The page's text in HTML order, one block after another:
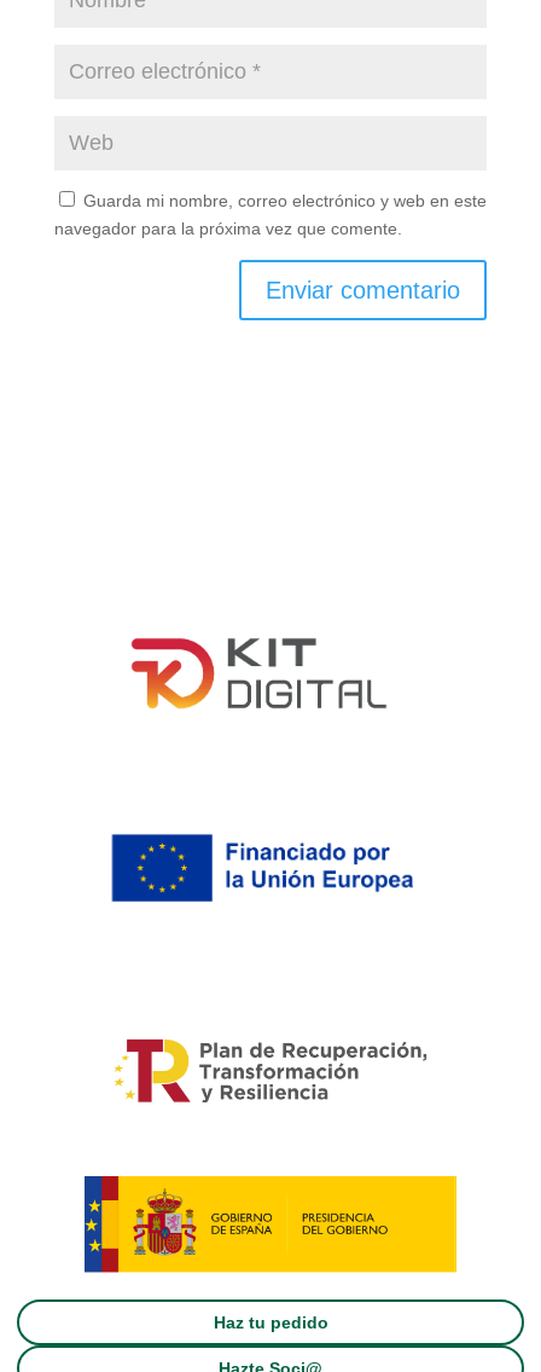
Guarda mi nombre, correo electrónico y web en este
navegador para la próxima vez que comente.
Haz tu pedido